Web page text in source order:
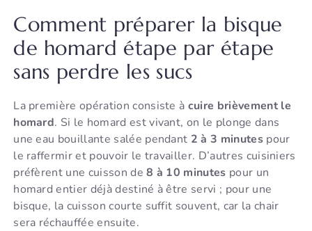
Comment préparer la bisque
de homard étape par étape
sans perdre les sucs
La première opération consiste à cuire brièvement le
homard. Si le homard est vivant, on le plonge dans
une eau bouillante salée pendant 2 à 3 minutespour
le raffermir et pouvoir le travailler. D’autres cuisiniers
préfèrent une cuisson de8 à 10 minutes pour un
homard entier déjà destiné à être servi ; pour une
bisque, la cuisson courte suffit souvent, car la chair
sera réchauffée ensuite.